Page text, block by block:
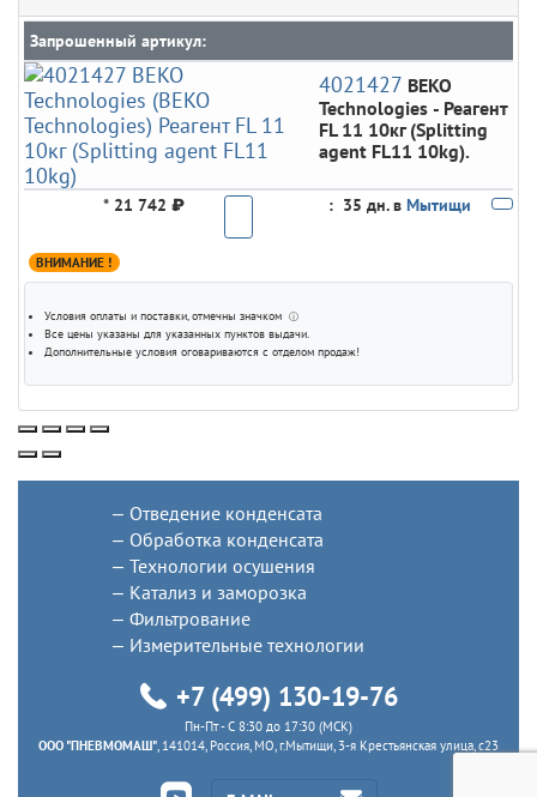
Запрошенный артикул:
4021427 BEKO
Technologies - Реагент
FL 11 10кг (Splitting
agent FL11 10kg).
* 21 742 ₽ : 35 дн. в Мытищи
ВНИМАНИЕ !
Условия оплаты и поставки, отмечны значком ⓘ
Все цены указаны для указанных пунктов выдачи.
Дополнительные условия оговариваются с отделом продаж!
Отведение конденсата
Обработка конденсата
Технологии осушения
Катализ и заморозка
Фильтрование
Измерительные технологии
+7 (499) 130-19-76
Пн-Пт - C 8:30 до 17:30 (МСК)
ООО "ПНЕВМОМАШ" , 141014, Россия, МО, г.Мытищи, 3-я Крестьянская улица, с23